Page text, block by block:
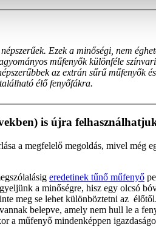
Ezek a minőségi, nem
műfenyők különféle
az extrán sűrű műfenyők
élő fenyőfákra.
is újra
a megfelelő megoldás, mivel még
eredetinek tűnő műfenyő
a minőségre, hisz egy olcsó
meg se lehet különböztetni az
belepve, amely nem hull le a
a műfenyő mindenképpen